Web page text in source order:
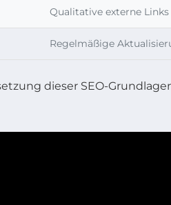
Qualitative externe
Regelmäßige
dieser SEO-